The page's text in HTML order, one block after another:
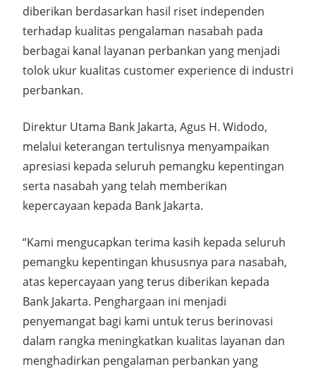
diberikan berdasarkan hasil riset independen
terhadap kualitas pengalaman nasabah pada
berbagai kanal layanan perbankan yang menjadi
tolok ukur kualitas customer experience di industri
perbankan.
Direktur Utama Bank Jakarta, Agus H. Widodo,
melalui keterangan tertulisnya menyampaikan
apresiasi kepada seluruh pemangku kepentingan
serta nasabah yang telah memberikan
kepercayaan kepada Bank Jakarta.
“Kami mengucapkan terima kasih kepada seluruh
pemangku kepentingan khususnya para nasabah,
atas kepercayaan yang terus diberikan kepada
Bank Jakarta. Penghargaan ini menjadi
penyemangat bagi kami untuk terus berinovasi
dalam rangka meningkatkan kualitas layanan dan
menghadirkan pengalaman perbankan yang